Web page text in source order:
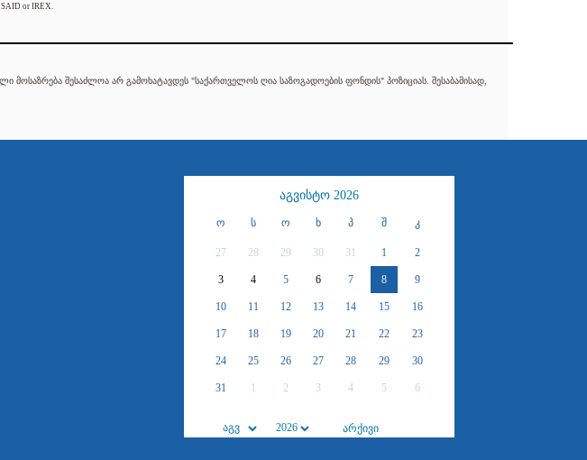
or IREX.
მოსაზრება შესაძლოა არ გამოხატავდეს "საქართველოს ღია საზოგადოების ფონდის" პოზიციას. შესაბამისად,
აგვისტო 2026
ო ს ო ხ პ შ კ
27 28 29 30 31 1 2
3 4 5 6 7 8 9
10 11 12 13 14 15 16
17 18 19 20 21 22 23
24 25 26 27 28 29 30
31 1 2 3 4 5 6